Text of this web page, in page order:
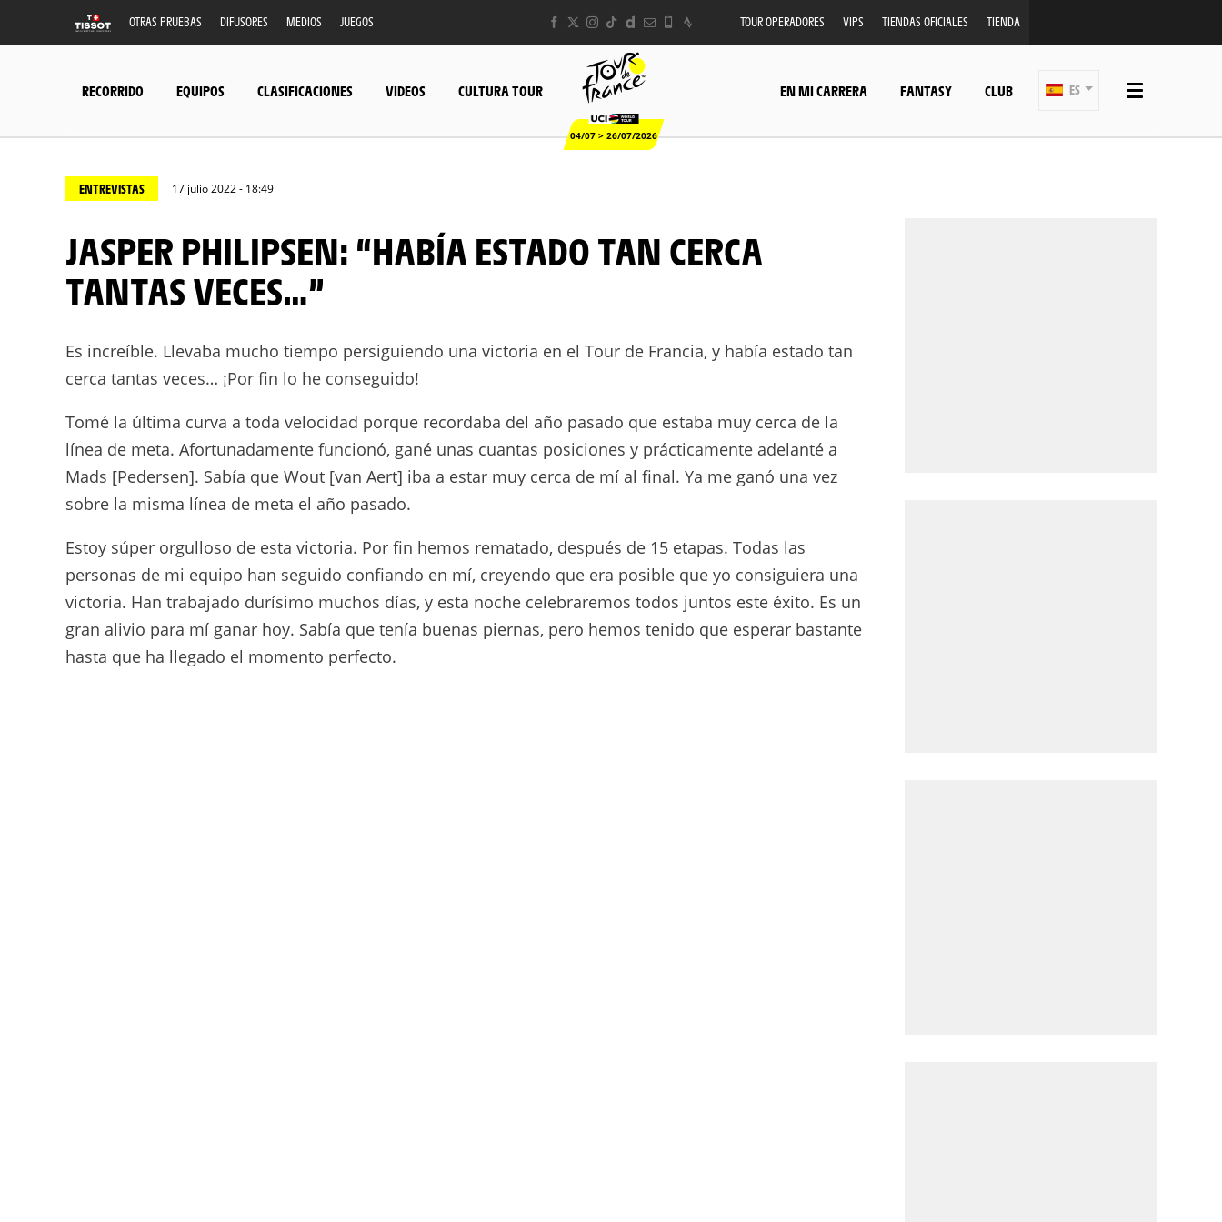
OTRAS PRUEBAS DIFUSORES MEDIOS JUEGOS TOUR OPERADORES VIPS TIENDAS OFICIALES TIENDA
RECORRIDO EQUIPOS CLASIFICACIONES VIDEOS CULTURA TOUR
04/07 > 26/07/2026
EN MI CARRERA FANTASY CLUB ES
ENTREVISTAS 17 julio 2022 - 18:49
JASPER PHILIPSEN: “HABÍA ESTADO TAN CERCA
TANTAS VECES…”
Es increíble. Llevaba mucho tiempo persiguiendo una victoria en el Tour de Francia, y había estado tan
cerca tantas veces… ¡Por fin lo he conseguido!
Tomé la última curva a toda velocidad porque recordaba del año pasado que estaba muy cerca de la
línea de meta. Afortunadamente funcionó, gané unas cuantas posiciones y prácticamente adelanté a
Mads [Pedersen]. Sabía que Wout [van Aert] iba a estar muy cerca de mí al final. Ya me ganó una vez
sobre la misma línea de meta el año pasado.
Estoy súper orgulloso de esta victoria. Por fin hemos rematado, después de 15 etapas. Todas las
personas de mi equipo han seguido confiando en mí, creyendo que era posible que yo consiguiera una
victoria. Han trabajado durísimo muchos días, y esta noche celebraremos todos juntos este éxito. Es un
gran alivio para mí ganar hoy. Sabía que tenía buenas piernas, pero hemos tenido que esperar bastante
hasta que ha llegado el momento perfecto.